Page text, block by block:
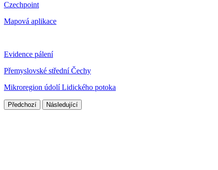
Czechpoint
Mapová aplikace
Evidence pálení
Přemyslovské střední Čechy
Mikroregion údolí Lidického potoka
Předchozí Následující